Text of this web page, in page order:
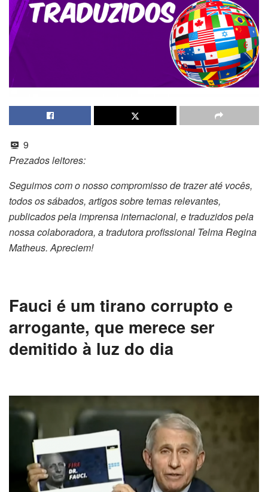
9
Prezados leitores:
Seguimos com o nosso compromisso de trazer até vocês,
todos os sábados, artigos sobre temas relevantes,
publicados pela imprensa internacional, e traduzidos pela
nossa colaboradora, a tradutora profissional Telma Regina
Matheus. Apreciem!
Fauci é um tirano corrupto e
arrogante, que merece ser
demitido à luz do dia